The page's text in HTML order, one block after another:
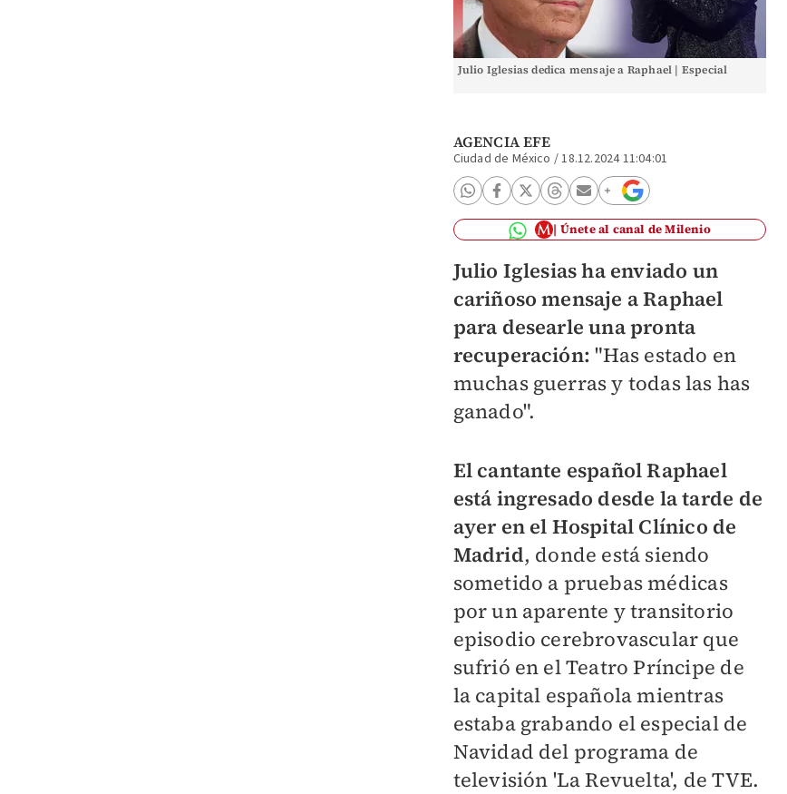
Julio Iglesias dedica mensaje a Raphael | Especial
AGENCIA EFE
Ciudad de México /18.12.2024 11:04:01
Únete al canal de Milenio
Julio Iglesias ha enviado un
cariñoso mensaje a Raphael
para desearle una pronta
recuperación: "Has estado en
muchas guerras y todas las has
ganado".
El cantante español Raphael
está ingresado desde la tarde de
ayer en el Hospital Clínico de
Madrid, donde está siendo
sometido a pruebas médicas
por un aparente y transitorio
episodio cerebrovascular que
sufrió en el Teatro Príncipe de
la capital española mientras
estaba grabando el especial de
Navidad del programa de
televisión 'La Revuelta', de TVE.